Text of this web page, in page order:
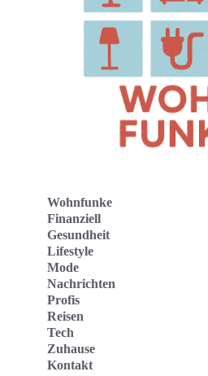
Wohnfunke
Finanziell
Gesundheit
Lifestyle
Mode
Nachrichten
Profis
Reisen
Tech
Zuhause
Kontakt